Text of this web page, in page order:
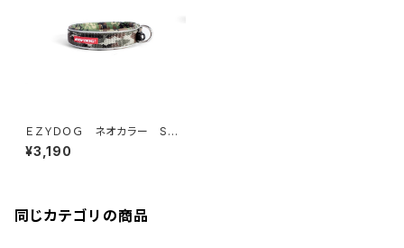
ＥＺＹＤＯＧ ネオカラー S
(全7色)
¥3,190
同じカテゴリの商品